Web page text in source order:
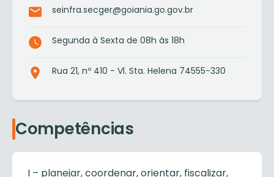
seinfra.secger@goiania.go.gov.br
Segunda à Sexta de 08h às 18h
Rua 21, nº 410 - Vl. Sta. Helena 74555-330
Competências
I – planejar, coordenar, orientar, fiscalizar,